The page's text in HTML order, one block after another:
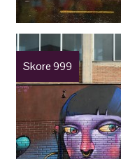
Skore 999